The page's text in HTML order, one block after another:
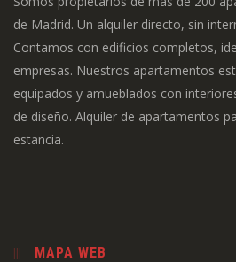
de Madrid. Un alquiler directo, sin
Contamos con edificios completos,
empresas. Nuestros apartamentos
equipados y amueblados con
de diseño. Alquiler de apartamentos
estancia.
MAPA WEB